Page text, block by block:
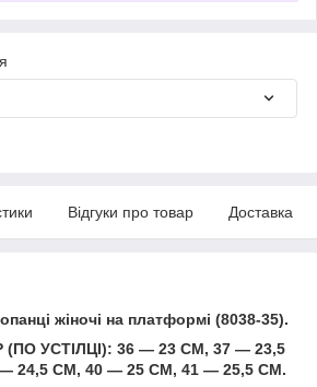
Відгуки про товар Доставка
жіночі на платформі (8038-35).
(ПО УСТІЛЦІ): 36 — 23 СМ, 37 — 23,5
24,5 СМ, 40 — 25 СМ, 41 — 25,5 СМ.